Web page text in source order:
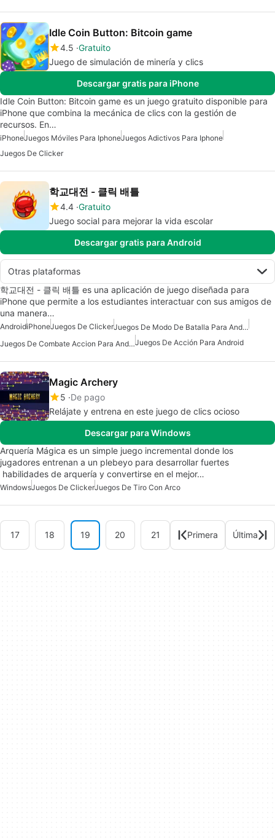
Idle Coin Button: Bitcoin game
4.5 Gratuito
Juego de simulación de minería y clics
Descargar gratis para iPhone
Idle Coin Button: Bitcoin game es un juego gratuito disponible para
iPhone que combina la mecánica de clics con la gestión de
recursos. En…
iPhoneJuegos Móviles Para IphoneJuegos Adictivos Para Iphone
Juegos De Clicker
학교대전 - 클릭 배틀
4.4 Gratuito
Juego social para mejorar la vida escolar
Descargar gratis para Android
Otras plataformas
학교대전 - 클릭 배틀 es una aplicación de juego diseñada para
iPhone que permite a los estudiantes interactuar con sus amigos de
una manera…
AndroidiPhoneJuegos De Clicker
Juegos De Modo De Batalla Para Android
Juegos De Combate Accion Para AndroidJuegos De Acción Para Android
Magic Archery
5 De pago
Relájate y entrena en este juego de clics ocioso
Descargar para Windows
Arquería Mágica es un simple juego incremental donde los
jugadores entrenan a un plebeyo para desarrollar fuertes
habilidades de arquería y convertirse en el mejor…
WindowsJuegos De ClickerJuegos De Tiro Con Arco
17 18 19 20 21 Primera Última